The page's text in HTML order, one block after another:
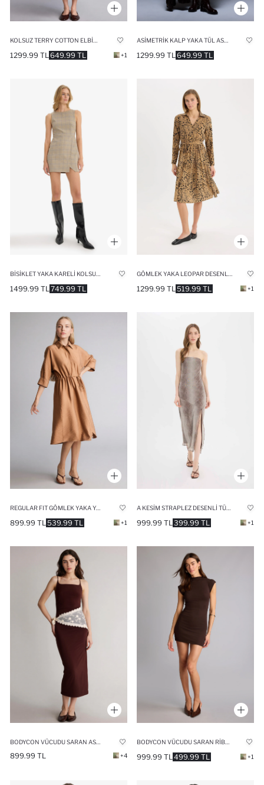
649.99 TL
1299.99 TL +1 649.99 TL
1299.99 TL
BISIKLET YAKA KARELI KOLSUZ MINI ELBISE
749.99 TL
1499.99 TL
GÖMLEK YAKA LEOPAR DESENLI UZUN KOLLU KUŞAKLI MIDI ELBISE
519.99 TL
1299.99 TL +1
539.99 TL
899.99 TL +1 399.99 TL
999.99 TL +1
899.99 TL +4 499.99 TL
999.99 TL +1